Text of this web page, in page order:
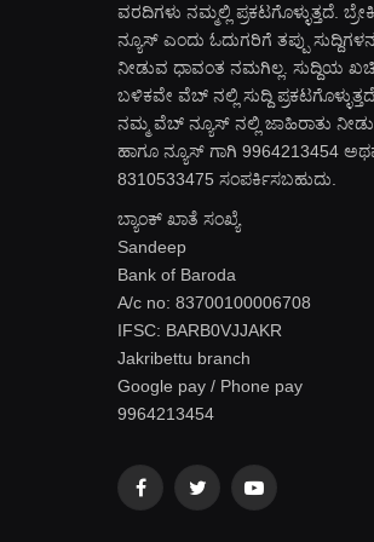
ವರದಿಗಳು ನಮ್ಮಲ್ಲಿ ಪ್ರಕಟಗೊಳ್ಳುತ್ತದೆ.
ನ್ಯೂಸ್ ಎಂದು ಓದುಗರಿಗೆ ತಪ್ಪು
ನೀಡುವ ಧಾವಂತ ನಮಗಿಲ್ಲ. ಸುದ್ದಿಯ
ಬಳಿಕವೇ ವೆಬ್ ನಲ್ಲಿ ಸುದ್ದಿ ಪ್ರಕಟಗೊಳ್ಳುತ್ತದೆ.
ನಮ್ಮ ವೆಬ್ ನ್ಯೂಸ್ ನಲ್ಲಿ ಜಾಹಿರಾತು
ಹಾಗೂ ನ್ಯೂಸ್ ಗಾಗಿ 9964213454
8310533475 ಸಂಪರ್ಕಿಸಬಹುದು.
ಬ್ಯಾಂಕ್ ಖಾತೆ ಸಂಖ್ಯೆ
Sandeep
Bank of Baroda
A/c no: 83700100006708
IFSC: BARB0VJJAKR
Jakribettu branch
Google pay / Phone pay
9964213454
FacebookTwitter YouTube